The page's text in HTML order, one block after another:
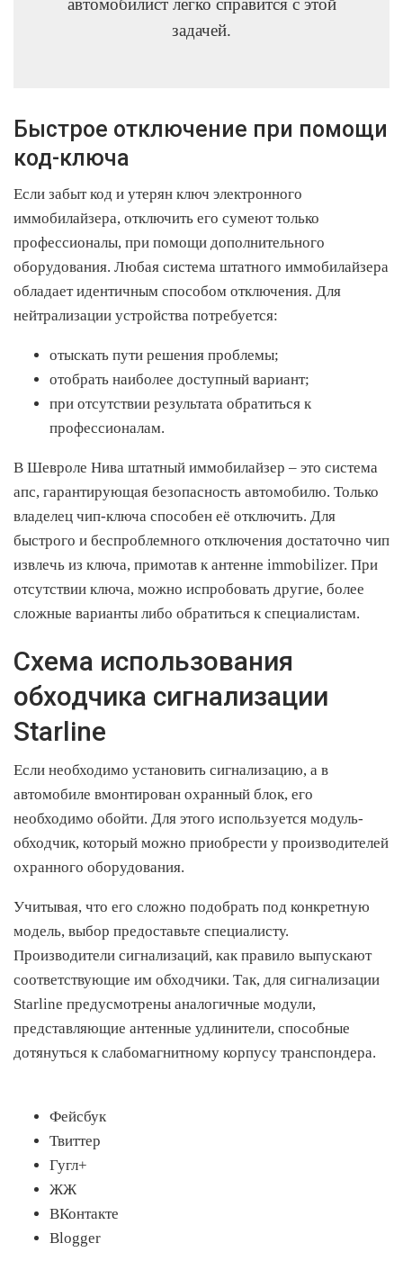
автомобилист легко справится с этой
задачей.
Быстрое отключение при помощи
код-ключа
Если забыт код и утерян ключ электронного
иммобилайзера, отключить его сумеют только
профессионалы, при помощи дополнительного
оборудования. Любая система штатного иммобилайзера
обладает идентичным способом отключения. Для
нейтрализации устройства потребуется:
отыскать пути решения проблемы;
отобрать наиболее доступный вариант;
при отсутствии результата обратиться к
профессионалам.
В Шевроле Нива штатный иммобилайзер – это система
апс, гарантирующая безопасность автомобилю. Только
владелец чип-ключа способен её отключить. Для
быстрого и беспроблемного отключения достаточно чип
извлечь из ключа, примотав к антенне immobilizer. При
отсутствии ключа, можно испробовать другие, более
сложные варианты либо обратиться к специалистам.
Схема использования
обходчика сигнализации
Starline
Если необходимо установить сигнализацию, а в
автомобиле вмонтирован охранный блок, его
необходимо обойти. Для этого используется модуль-
обходчик, который можно приобрести у производителей
охранного оборудования.
Учитывая, что его сложно подобрать под конкретную
модель, выбор предоставьте специалисту.
Производители сигнализаций, как правило выпускают
соответствующие им обходчики. Так, для сигнализации
Starline предусмотрены аналогичные модули,
представляющие антенные удлинители, способные
дотянуться к слабомагнитному корпусу транспондера.
Фейсбук
Твиттер
Гугл+
ЖЖ
ВКонтакте
Blogger